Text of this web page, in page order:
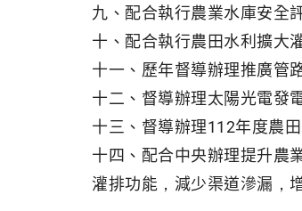
九、配合執行農業水庫安全
十、配合執行農田水利擴大
十一、歷年督導辦理推廣管
十二、督導辦理太陽光電發
十三、督導辦理112年度農
十四、配合中央辦理提升農
灌排功能，減少渠道滲漏，